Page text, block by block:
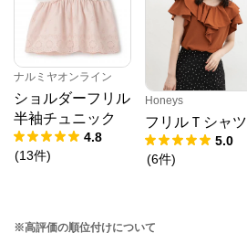
ナルミヤオンライン
ショルダーフリル
半袖チュニック
4.8
(13件)
Honeys
フリルＴシャツ
5.0
(6件)
※高評価の順位付けについて